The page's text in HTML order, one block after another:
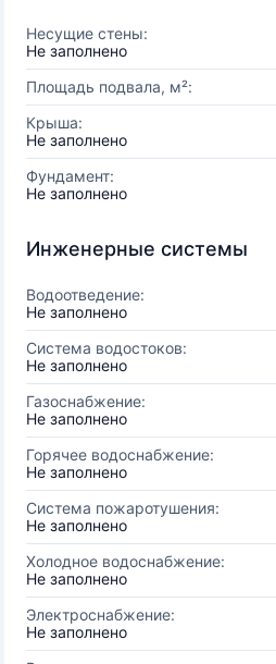
Несущие стены:
Не заполнено
Площадь подвала, м²:
Крыша:
Не заполнено
Фундамент:
Не заполнено
Инженерные системы
Водоотведение:
Не заполнено
Система водостоков:
Не заполнено
Газоснабжение:
Не заполнено
Горячее водоснабжение:
Не заполнено
Система пожаротушения:
Не заполнено
Холодное водоснабжение:
Не заполнено
Электроснабжение:
Не заполнено